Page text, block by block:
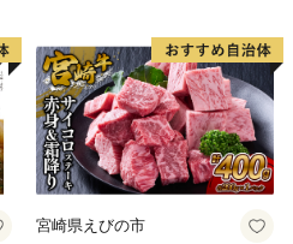
宮崎県えびの市